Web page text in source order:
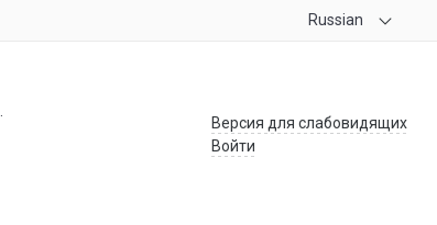
Russian
Версия для слабовидящих
Войти